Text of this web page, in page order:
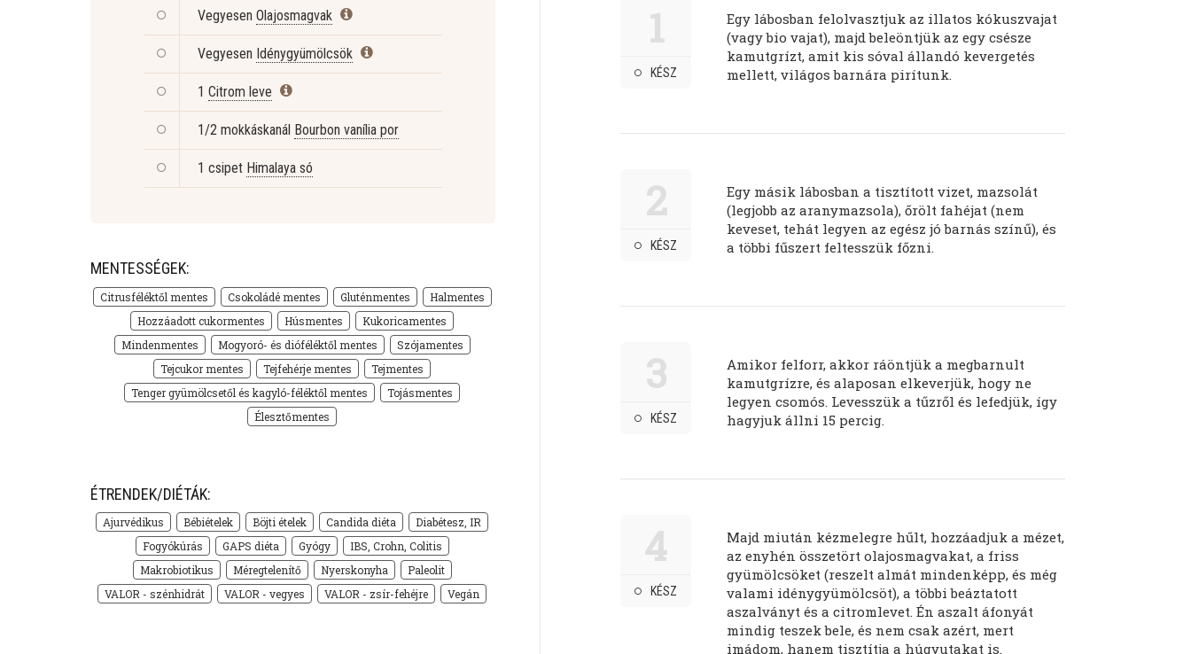
Vegyesen Olajosmagvak
Vegyesen Idénygyümölcsök
1 Citrom leve
1/2 mokkáskanál Bourbon vanília por
1 csipet Himalaya só
MENTESSÉGEK:
Citrusféléktől mentes Csokoládé mentes Gluténmentes
Halmentes
Hozzáadott cukormentes
Húsmentes
Kukoricamentes
Mindenmentes
Mogyoró- és dióféléktől mentes
Szójamentes
Tejcukor mentes
Tejfehérje mentes
Tejmentes
Tenger gyümölcsetől és kagyló-féléktől mentes
Tojásmentes
Élesztőmentes
ÉTRENDEK/DIÉTÁK:
Ajurvédikus Bébiételek Böjti ételek Candida diéta
Diabétesz, IR
Fogyókúrás
GAPS diéta Gyógy
IBS, Crohn, Colitis
Makrobiotikus
Méregtelenítő Nyerskonyha
Paleolit
VALOR - szénhidrát
VALOR - vegyes VALOR - zsír-fehéjre Vegán
1
KÉSZ
Egy lábosban felolvasztjuk az illatos kókuszvajat
(vagy bio vajat), majd beleöntjük az egy csésze
kamutgrízt, amit kis sóval állandó kevergetés
mellett, világos barnára pirítunk.
2
KÉSZ
Egy másik lábosban a tisztított vizet, mazsolát
(legjobb az aranymazsola), őrölt fahéjat (nem
keveset, tehát legyen az egész jó barnás színű), és
a többi fűszert feltesszük főzni.
3
KÉSZ
Amikor felforr, akkor ráöntjük a megbarnult
kamutgrízre, és alaposan elkeverjük, hogy ne
legyen csomós. Levesszük a tűzről és lefedjük, így
hagyjuk állni 15 percig.
4
KÉSZ
Majd miután kézmelegre hűlt, hozzáadjuk a mézet,
az enyhén összetört olajosmagvakat, a friss
gyümölcsöket (reszelt almát mindenképp, és még
valami idénygyümölcsöt), a többi beáztatott
aszalványt és a citromlevet. Én aszalt áfonyát
mindig teszek bele, és nem csak azért, mert
imádom, hanem tisztítja a húgyutakat is.